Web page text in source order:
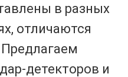
в разных
отличаются
детекторов и